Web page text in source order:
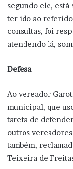
segundo ele,
ter ido ao
consultas, foi
atendendo lá,
Defesa
Ao vereador
municipal, que
tarefa de
outros
também,
Teixeira de